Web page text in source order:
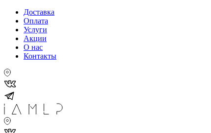
Доставка
Оплата
Услуги
Акции
О нас
Контакты